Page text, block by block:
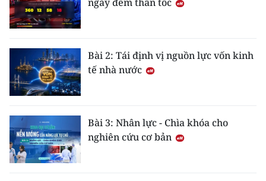
Media Pháp luật
Media Du lịch
Media Thế giới
Media Thể thao
Media Y tế
Media Khoa học - Công nghệ
Bài 2: Tái định vị nguồn lực vốn kinh
tế nhà nước
Bài 3: Nhân lực - Chìa khóa cho
nghiên cứu cơ bản